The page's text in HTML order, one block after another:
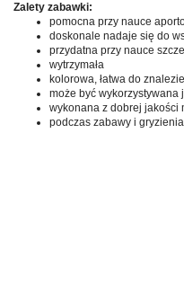
Zalety zabawki:
pomocna przy nauce
doskonale nadaje się do
przydatna przy nauce
wytrzymała
kolorowa, łatwa do
może być wykorzystywana
wykonana z dobrej jakości
podczas zabawy i